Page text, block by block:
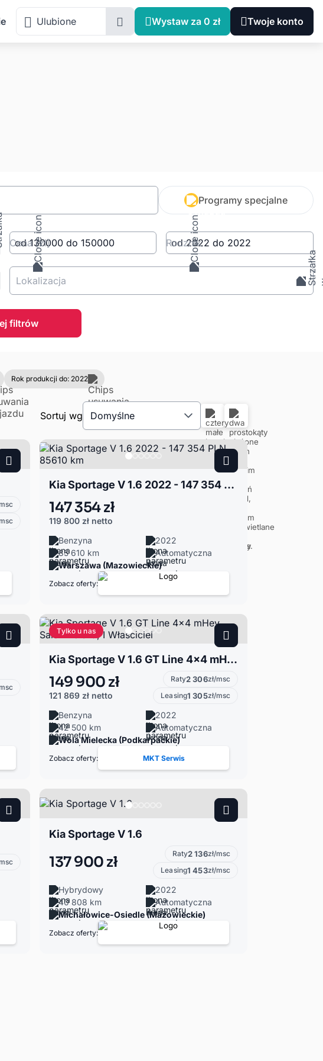
Ulubione Wystaw za 0 zł Twoje konto
Programy specjalne
Cena[zł] Rocznik
Lokalizacja
filtrów
Rok produkcji do: 2022
Sortuj wg Domyślne
Kia Sportage V 1.6 2022 - 147 354 PLN, 85610 km
147 354 zł
119 800 zł netto
Benzyna
2022
85 610 km
Automatyczna
Warszawa (Mazowieckie)
Zobacz oferty:
Tylko u nas
Kia Sportage V 1.6 GT Line 4x4 mHev, Salon Polska, I Właściciel
149 900 zł
121 869 zł netto
Raty2 306zł/msc
Leasing1 305zł/msc
Benzyna
2022
42 500 km
Automatyczna
Wola Mielecka (Podkarpackie)
Zobacz oferty: MKT Serwis
Kia Sportage V 1.6
137 900 zł Raty2 136zł/msc
Leasing1 453zł/msc
Hybrydowy
2022
40 808 km
Automatyczna
Michałowice-Osiedle (Mazowieckie)
Zobacz oferty: